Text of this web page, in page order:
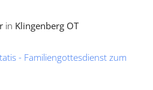
in Klingenberg OT
- Familiengottesdienst zum